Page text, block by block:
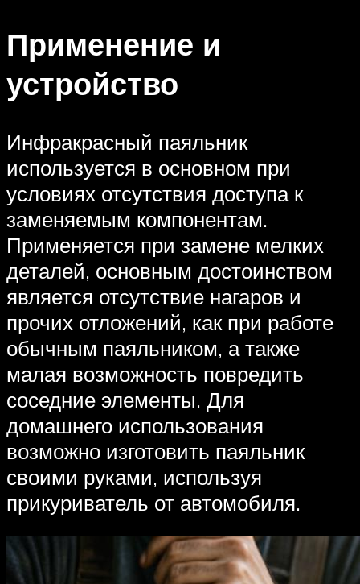
Применение и
устройство
Инфракрасный паяльник
используется в основном при
условиях отсутствия доступа к
заменяемым компонентам.
Применяется при замене мелких
деталей, основным достоинством
является отсутствие нагаров и
прочих отложений, как при работе
обычным паяльником, а также
малая возможность повредить
соседние элементы. Для
домашнего использования
возможно изготовить паяльник
своими руками, используя
прикуриватель от автомобиля.